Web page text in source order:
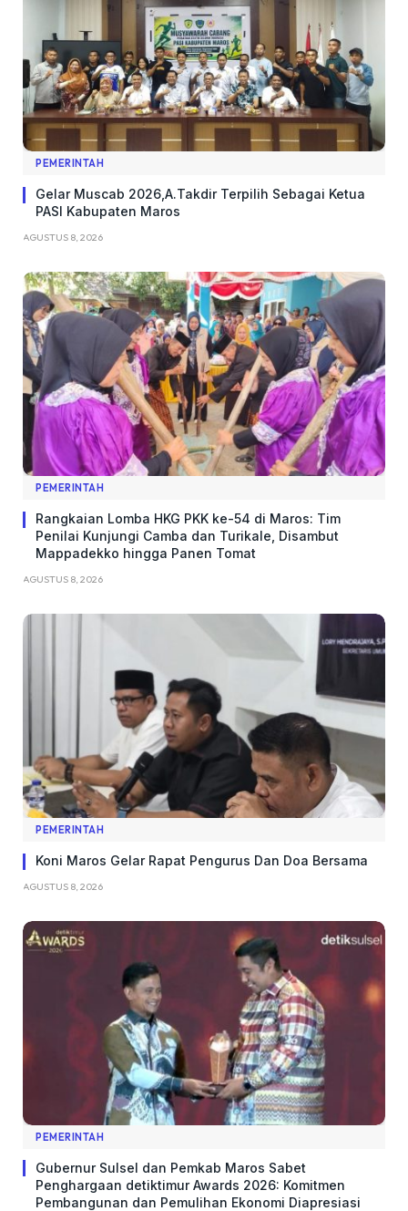
PEMERINTAH
Gelar Muscab 2026,A.Takdir Terpilih Sebagai Ketua
PASI Kabupaten Maros
AGUSTUS 8, 2026
PEMERINTAH
Rangkaian Lomba HKG PKK ke-54 di Maros: Tim
Penilai Kunjungi Camba dan Turikale, Disambut
Mappadekko hingga Panen Tomat
AGUSTUS 8, 2026
PEMERINTAH
Koni Maros Gelar Rapat Pengurus Dan Doa Bersama
AGUSTUS 8, 2026
PEMERINTAH
Gubernur Sulsel dan Pemkab Maros Sabet
Penghargaan detiktimur Awards 2026: Komitmen
Pembangunan dan Pemulihan Ekonomi Diapresiasi